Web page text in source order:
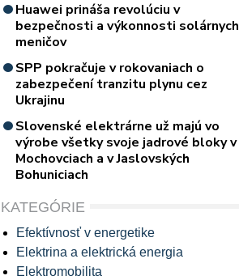
Huawei prináša revolúciu v
bezpečnosti a výkonnosti solárnych
meničov
SPP pokračuje v rokovaniach o
zabezpečení tranzitu plynu cez
Ukrajinu
Slovenské elektrárne už majú vo
výrobe všetky svoje jadrové bloky v
Mochovciach a v Jaslovských
Bohuniciach
KATEGÓRIE
Efektívnosť v energetike
Elektrina a elektrická energia
Elektromobilita